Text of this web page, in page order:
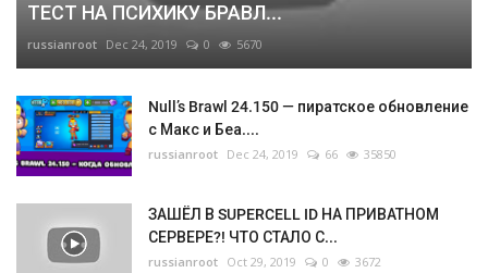
ТЕСТ НА ПСИХИКУ БРАВЛ...
russianroot Dec 24, 2019 0 5670
Null’s Brawl 24.150 — пиратское обновление
с Макс и Беа....
russianroot Dec 24, 2019 66 35850
ЗАШЁЛ В SUPERCELL ID НА ПРИВАТНОМ
СЕРВЕРЕ?! ЧТО СТАЛО С...
russianroot Oct 29, 2019 0 3672